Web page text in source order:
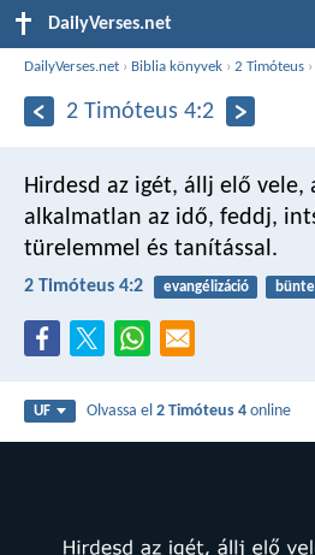
DailyVerses.net
DailyVerses.net › Biblia könyvek ›2 Timóteus
2 Timóteus 4:2
Hirdesd az igét, állj elő vele,
alkalmatlan az idő, feddj,
türelemmel és tanítással.
2 Timóteus 4:2 evangélizáció
UF Olvassa el2 Timóteus 4 online